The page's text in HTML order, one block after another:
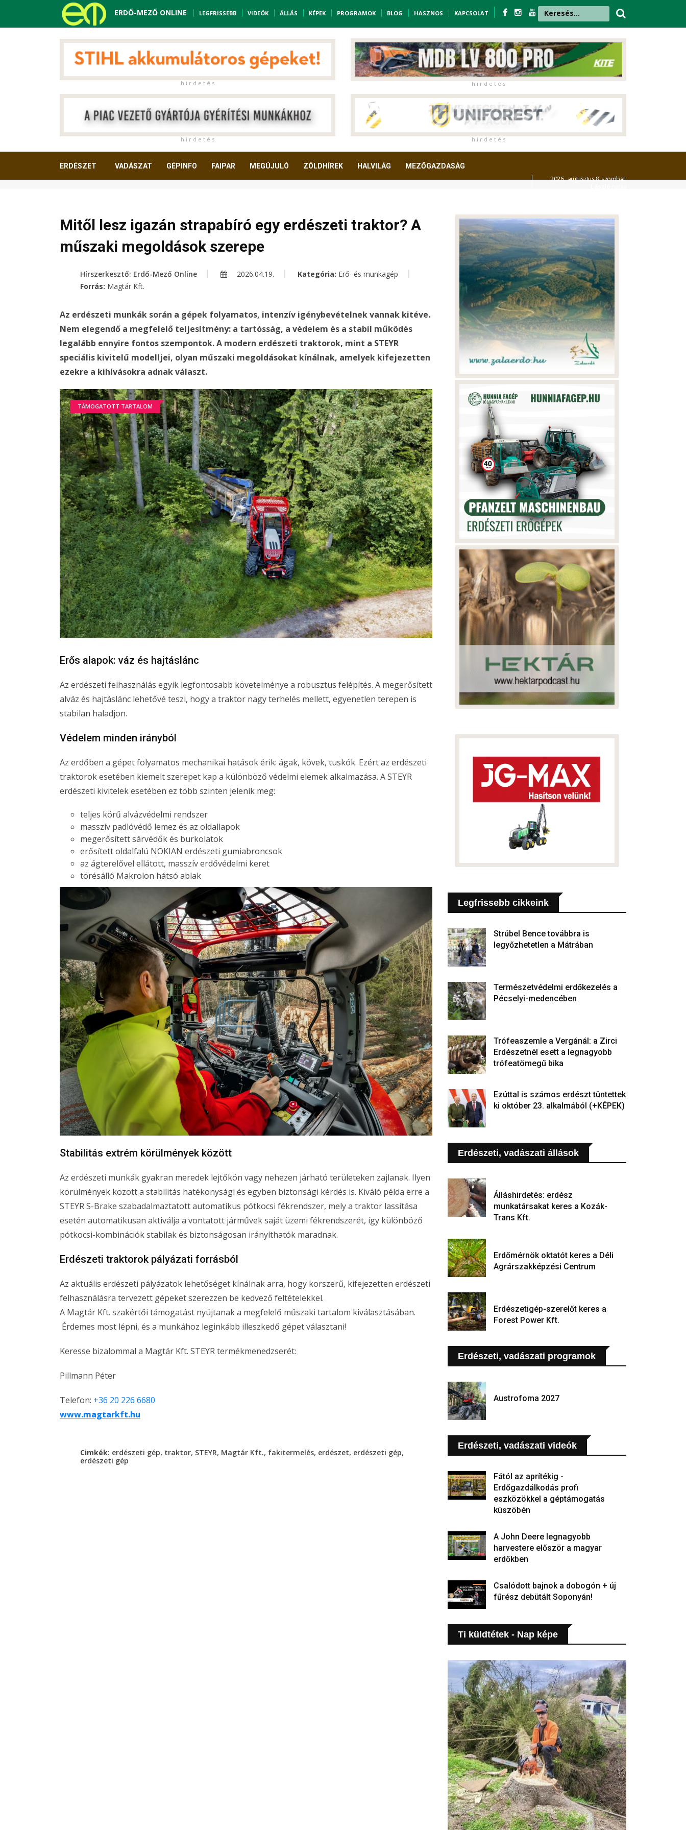
ERDŐ-MEZŐ ONLINE LEGFRISSEBB VIDEÓK ÁLLÁS KÉPEK PROGRAMOK BLOG HASZNOS KAPCSOLAT
h i r d e t é s h i r d e t é s
h i r d e t é s h i r d e t é s
ERDÉSZET VADÁSZAT GÉPINFO FAIPAR MEGÚJULÓ ZÖLDHÍREK HALVILÁG MEZŐGAZDASÁG
2026. augusztus 8. szombat,
Mitől lesz igazán strapabíró egy erdészeti traktor? A
műszaki megoldások szerepe
Hírszerkesztő: Erdő-Mező Online 2026.04.19. Kategória: Erő- és munkagép
Forrás: Magtár Kft.
Az erdészeti munkák során a gépek folyamatos, intenzív igénybevételnek vannak kitéve.
Nem elegendő a megfelelő teljesítmény: a tartósság, a védelem és a stabil működés
legalább ennyire fontos szempontok. A modern erdészeti traktorok, mint a STEYR
speciális kivitelű modelljei, olyan műszaki megoldásokat kínálnak, amelyek kifejezetten
ezekre a kihívásokra adnak választ.
TÁMOGATOTT TARTALOM
Erős alapok: váz és hajtáslánc
Az erdészeti felhasználás egyik legfontosabb követelménye a robusztus felépítés. A megerősített
alváz és hajtáslánc lehetővé teszi, hogy a traktor nagy terhelés mellett, egyenetlen terepen is
stabilan haladjon.
Védelem minden irányból
Az erdőben a gépet folyamatos mechanikai hatások érik: ágak, kövek, tuskók. Ezért az erdészeti
traktorok esetében kiemelt szerepet kap a különböző védelmi elemek alkalmazása. A STEYR
erdészeti kivitelek esetében ez több szinten jelenik meg:
teljes körű alvázvédelmi rendszer
masszív padlóvédő lemez és az oldallapok
megerősített sárvédők és burkolatok
erősített oldalfalú NOKIAN erdészeti gumiabroncsok
az ágterelővel ellátott, masszív erdővédelmi keret
törésálló Makrolon hátsó ablak
Stabilitás extrém körülmények között
Az erdészeti munkák gyakran meredek lejtőkön vagy nehezen járható területeken zajlanak. Ilyen
körülmények között a stabilitás hatékonysági és egyben biztonsági kérdés is. Kiváló példa erre a
STEYR S-Brake szabadalmaztatott automatikus pótkocsi fékrendszer, mely a traktor lassítása
esetén automatikusan aktiválja a vontatott járművek saját üzemi fékrendszerét, így különböző
pótkocsi-kombinációk stabilak és biztonságosan irányíthatók maradnak.
Erdészeti traktorok pályázati forrásból
Az aktuális erdészeti pályázatok lehetőséget kínálnak arra, hogy korszerű, kifejezetten erdészeti
felhasználásra tervezett gépeket szerezzen be kedvező feltételekkel.
A Magtár Kft. szakértői támogatást nyújtanak a megfelelő műszaki tartalom kiválasztásában.
Érdemes most lépni, és a munkához leginkább illeszkedő gépet választani!
Keresse bizalommal a Magtár Kft. STEYR termékmenedzserét:
Pillmann Péter
Telefon: +36 20 226 6680
www.magtarkft.hu
Cimkék: erdészeti gép, traktor, STEYR, Magtár Kft., fakitermelés, erdészet, erdészeti gép,
erdészeti gép
Legfrissebb cikkeink
Strúbel Bence továbbra is
legyőzhetetlen a Mátrában
Természetvédelmi erdőkezelés a
Pécselyi-medencében
Trófeaszemle a Vergánál: a Zirci
Erdészetnél esett a legnagyobb
trófeatömegű bika
Ezúttal is számos erdészt tüntettek
ki október 23. alkalmából (+KÉPEK)
Erdészeti, vadászati állások
Álláshirdetés: erdész
munkatársakat keres a Kozák-
Trans Kft.
Erdőmérnök oktatót keres a Déli
Agrárszakképzési Centrum
Erdészetigép-szerelőt keres a
Forest Power Kft.
Erdészeti, vadászati programok
Austrofoma 2027
Erdészeti, vadászati videók
Fától az aprítékig -
Erdőgazdálkodás profi
eszközökkel a géptámogatás
küszöbén
A John Deere legnagyobb
harvestere először a magyar
erdőkben
Csalódott bajnok a dobogón + új
fűrész debütált Soponyán!
Ti küldtétek - Nap képe